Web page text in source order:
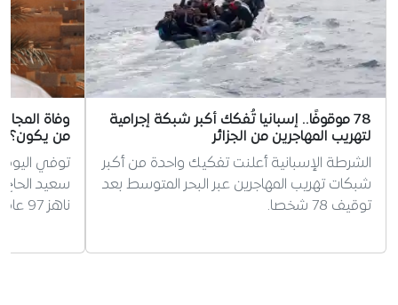
78 موقوفًا.. إسبانيا تُفكك أكبر شبكة إجرامية
لتهريب المهاجرين من الجزائر
الشرطة الإسبانية أعلنت تفكيك واحدة من أكبر
شبكات تهريب المهاجرين عبر البحر المتوسط بعد
توقيف 78 شخصا.
وفاة
من يكون؟
توفي اليوم
سعيد
ناهز 97 عاما. وبهذه المناسبة، تقدم…